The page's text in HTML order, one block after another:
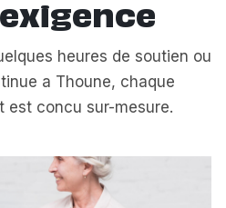
heures de soutien ou
a Thoune, chaque
est concu sur-mesure.